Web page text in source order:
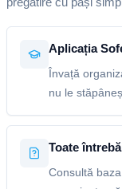
Aplicația
Învață
nu le
Toate
Consultă